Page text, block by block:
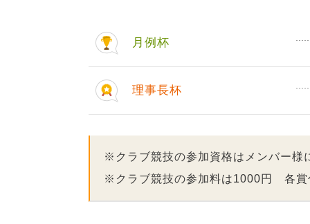
月例杯
理事長杯
※クラブ競技の参加資格はメンバー様
※クラブ競技の参加料は1000円 各賞